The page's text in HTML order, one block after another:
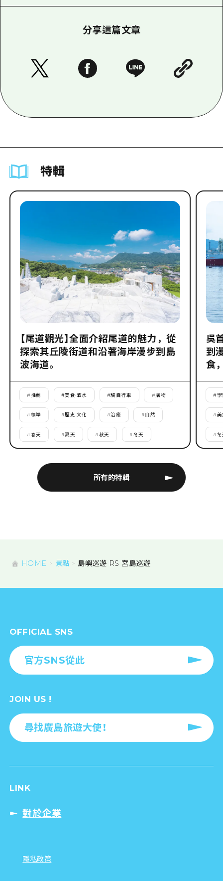
分享這篇文章
特輯
所有的特輯
【尾道觀光】全面介紹尾道的魅力，從
探索其丘陵街道和沿著海岸漫步到島
波海道。
#推薦 #美食·酒水 #騎自行車 #購物
#標準 #歷史·文化 #治癒 #自然
#春天 #夏天 #秋天 #冬天
吳
到
食
# 學
#美
#冬
HOME 景點 島嶼巡遊 RS 宮島巡遊
OFFICIAL SNS
官方SNS從此
JOIN US !
尋找廣島旅遊大使！
LINK
對於企業
隱私政策